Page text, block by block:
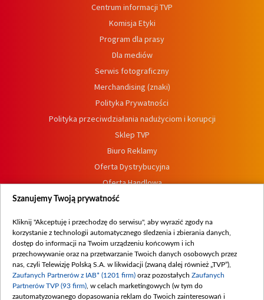
Centrum informacji TVP
Komisja Etyki
Program dla prasy
Dla mediów
Serwis fotograficzny
Merchandising (znaki)
Polityka Prywatności
Polityka przeciwdziałania nadużyciom i korupcji
Sklep TVP
Biuro Reklamy
Oferta Dystrybucyjna
Oferta Handlowa
Dostępność
Procedura zgłoszeń wewnętrznych
Szanujemy Twoją prywatność
Kliknij "Akceptuję i przechodzę do serwisu", aby wyrazić zgody na
korzystanie z technologii automatycznego śledzenia i zbierania danych,
dostęp do informacji na Twoim urządzeniu końcowym i ich
przechowywanie oraz na przetwarzanie Twoich danych osobowych przez
nas, czyli Telewizję Polską S.A. w likwidacji (zwaną dalej również „TVP”),
Zaufanych Partnerów z IAB* (1201 firm) oraz pozostałych Zaufanych
Partnerów TVP (93 firm) , w celach marketingowych (w tym do
zautomatyzowanego dopasowania reklam do Twoich zainteresowań i